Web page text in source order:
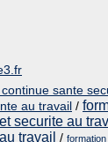
sante
au travail /
securite au
travail /